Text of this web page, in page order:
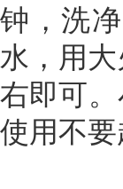
钟，洗
水，用
右即可
使用不要